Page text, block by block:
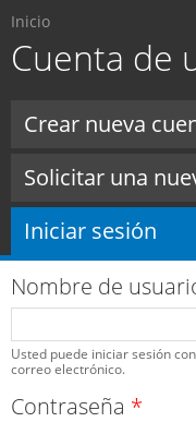
Usted está aquí
Inicio
Cuenta de
Crear nueva
Solicitar una
Iniciar sesión
Nombre de
Usted puede iniciar sesión
correo electrónico.
Contraseña *